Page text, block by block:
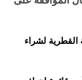
القطرية لشراء